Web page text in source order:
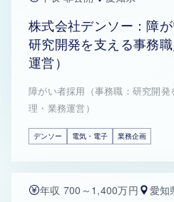
株式会社デンソー：障
研究開発を支える事務
運営）
障がい者採用（事務職：研究開
理・業務運営）
デンソー 電気・電子 業務企画
年収 700～1,400万円 愛知